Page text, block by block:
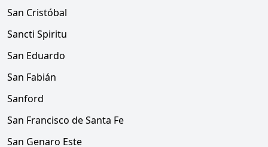
San Cristóbal
Sancti Spiritu
San Eduardo
San Fabián
Sanford
San Francisco de Santa Fe
San Genaro Este